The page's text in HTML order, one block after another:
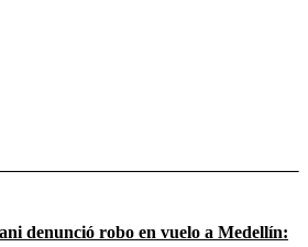
denunció robo en vuelo a Medellín: